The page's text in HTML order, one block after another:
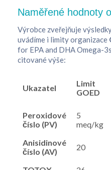
Naměřené hodnoty
Výrobce zveřejňuje
uvádíme i limity organizace
for EPA and DHA Omega-
citované výše:
Ukazatel
Limit
GOED
Peroxidové
číslo (PV)
5
meq/kg
Anisidinové
číslo (AV)
20